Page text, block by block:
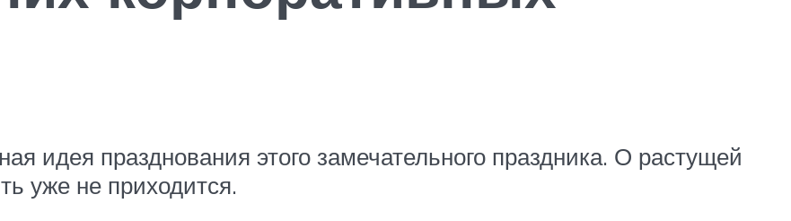
идея празднования этого замечательного праздника. О растущей
уже не приходится.